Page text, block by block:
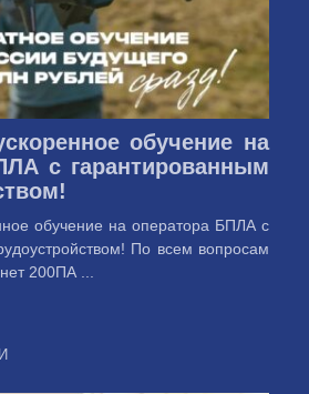
обучение на
с гарантированным
обучение на оператора БПЛА с
По всем вопросам
200ПА ...